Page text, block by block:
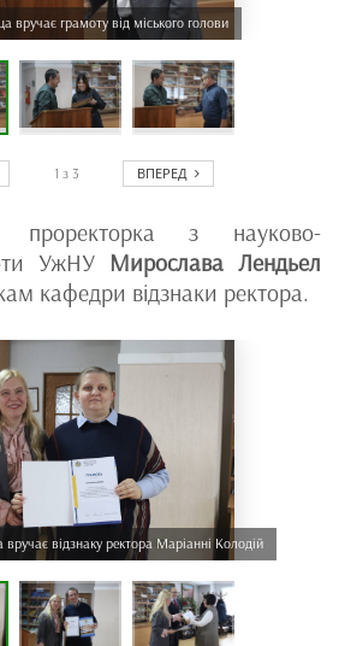
вручає грамоту від міського голови
1 з 3 ВПЕРЕД
з науково-
УжНУ Мирослава Лендьел
кафедри відзнаки ректора.
відзнаку ректора Маріанні Колодій